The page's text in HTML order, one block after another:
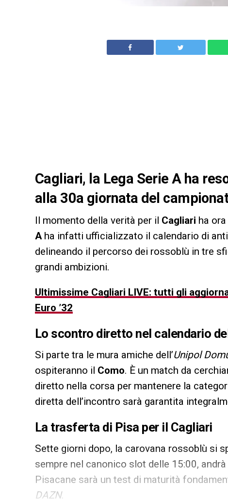
Cagliari, la Lega Serie A ha
alla 30a giornata del
Il momento della verità per il Cagliari ha
Aha infatti ufficializzato il calendario di
delineando il percorso dei rossoblù in tre
grandi ambizioni.
Ultimissime Cagliari LIVE: tutti gli
Euro ’32
Lo scontro diretto nel calendario
Si parte tra le mura amiche dell’Unipol
ospiteranno il Como. È un match da
diretto nella corsa per mantenere la
diretta dell’incontro sarà garantita
La trasferta di Pisa per il Cagliari
Sette giorni dopo, la carovana rossoblù si
sempre nel canonico slot delle 15:00,
Pisacane sarà un test di maturità
DAZN.